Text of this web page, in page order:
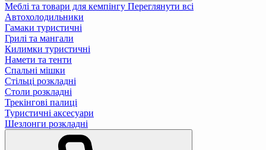
Меблі та товари для кемпінгу Переглянути всі
Автохолодильники
Гамаки туристичні
Грилі та мангали
Килимки туристичні
Намети та тенти
Спальні мішки
Стільці розкладні
Столи розкладні
Трекінгові палиці
Туристичні аксесуари
Шезлонги розкладні